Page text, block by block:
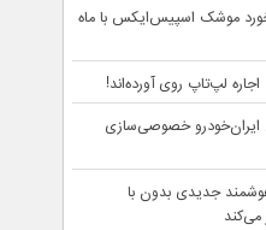
موشک اسپیس‌ایکس با ماه
لپ‌تاپ روی آورده‌اند!
ایران‌خودرو خصوصی‌سازی
جدیدی بدون با